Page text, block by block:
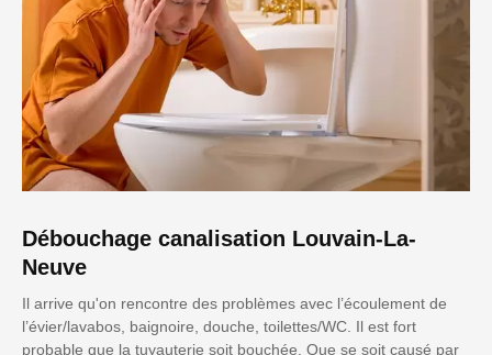
Débouchage canalisation Louvain-La-
Neuve
Il arrive qu'on rencontre des problèmes avec l’écoulement de
l’évier/lavabos, baignoire, douche, toilettes/WC. Il est fort
probable que la tuyauterie soit bouchée. Que se soit causé par